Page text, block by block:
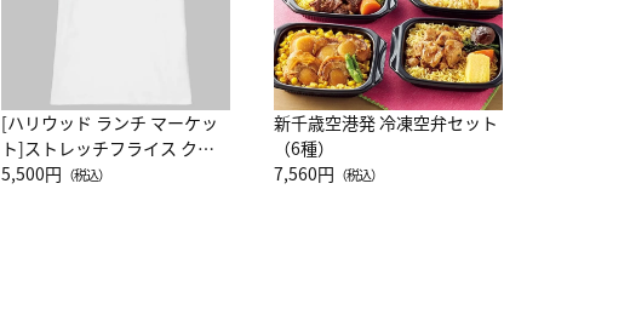
[ハリウッド ランチ マーケッ
ト]ストレッチフライス クル
ーネック別注半袖Ｔシャツ
5,500円 （税込）
新千歳空港発 冷凍空弁セット
（6種）
7,560円 （税込）